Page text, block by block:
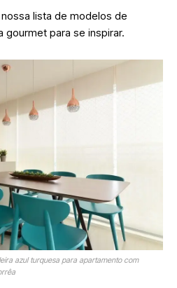
lista de modelos de
gourmet para se inspirar.
azul turquesa para apartamento com